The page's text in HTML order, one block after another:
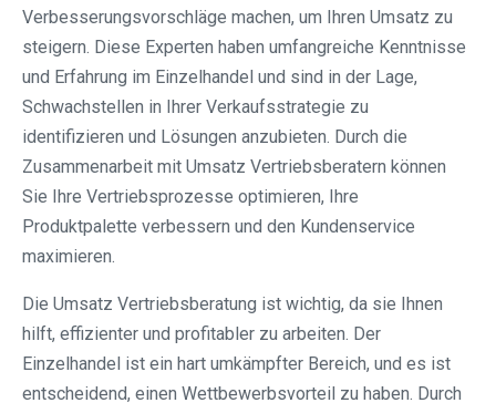
Verbesserungsvorschläge machen, um Ihren Umsatz zu
steigern. Diese Experten haben umfangreiche Kenntnisse
und Erfahrung im Einzelhandel und sind in der Lage,
Schwachstellen in Ihrer Verkaufsstrategie zu
identifizieren und Lösungen anzubieten. Durch die
Zusammenarbeit mit Umsatz Vertriebsberatern können
Sie Ihre Vertriebsprozesse optimieren, Ihre
Produktpalette verbessern und den Kundenservice
maximieren.
Die Umsatz Vertriebsberatung ist wichtig, da sie Ihnen
hilft, effizienter und profitabler zu arbeiten. Der
Einzelhandel ist ein hart umkämpfter Bereich, und es ist
entscheidend, einen Wettbewerbsvorteil zu haben. Durch